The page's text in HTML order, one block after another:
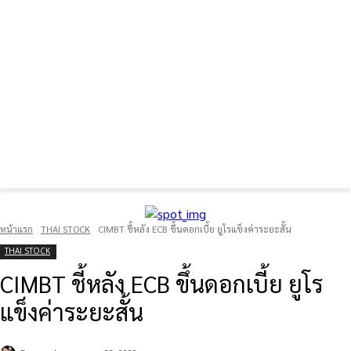
หน้าแรก THAI STOCK CIMBT ชี้หลัง ECB ขึ้นดอกเบี้ย ยูโรแข็งค่าระยะสั้น
THAI STOCK
CIMBT ชี้หลัง ECB ขึ้นดอกเบี้ย ยูโร
แข็งค่าระยะสั้น